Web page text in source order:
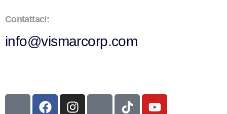
Contattaci:
info@vismarcorp.com